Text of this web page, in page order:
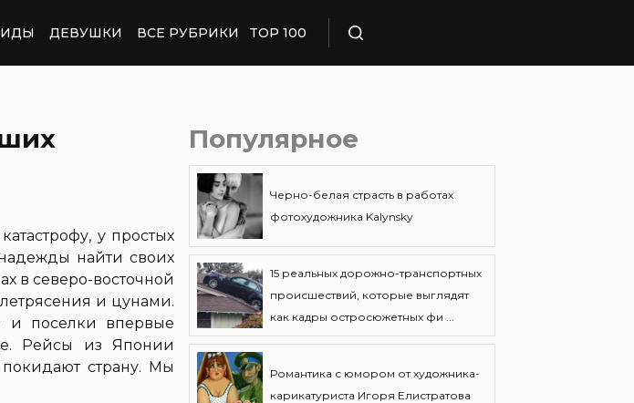
ДЕВУШКИ ВСЕ РУБРИКИ TOP 100
у простых
найти своих
в северо-восточной
и цунами.
и поселки впервые
Рейсы из Японии
страну. Мы
Популярное
Черно-белая страсть в работах
фотохудожника Kalynsky
15 реальных дорожно-транспортных
происшествий, которые выглядят
как кадры остросюжетных фи ...
Романтика с юмором от художника-
карикатуриста Игоря Елистратова